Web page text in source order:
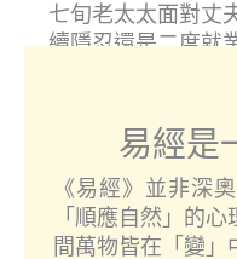
七旬老太太面對丈
續隱忍還是二度就
易經是
《易經》並非深
「順應自然」的
間萬物皆在「變